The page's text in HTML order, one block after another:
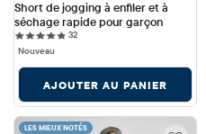
Short de jogging à enfiler et à
séchage rapide pour garçon
3232 reviews
Nouveau
AJOUTER AU PANIER
LES MIEUX NOTÉS